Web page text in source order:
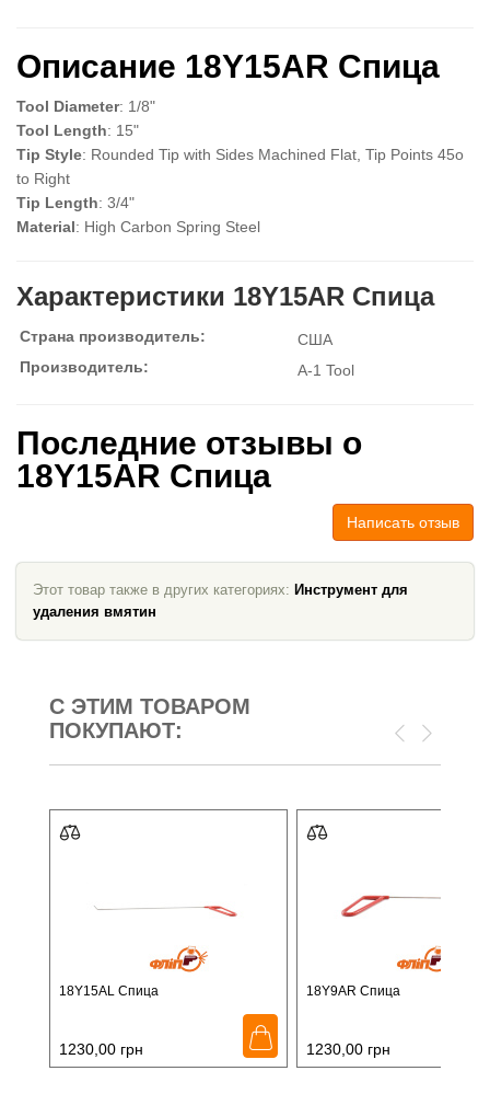
Описание 18Y15AR Спица
Tool Diameter: 1/8"
Tool Length: 15"
Tip Style: Rounded Tip with Sides Machined Flat, Tip Points 45o
to Right
Tip Length: 3/4"
Material: High Carbon Spring Steel
Характеристики 18Y15AR Спица
Страна производитель:
США
Производитель:
A-1 Tool
Последние отзывы о
18Y15AR Спица
Написать отзыв
Этот товар также в других категориях: Инструмент для
удаления вмятин
С ЭТИМ ТОВАРОМ
ПОКУПАЮТ:
18Y15AL Спица
1230,00 грн
18Y9AR Спица
1230,00 грн